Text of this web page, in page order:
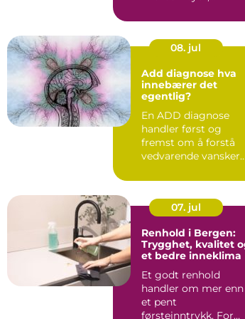
borettslag...
08. jul
Add diagnose hva
innebærer det
egentlig?
En ADD diagnose
handler først og
fremst om å forstå
vedvarende vansker
oppmerksom...
07. jul
Renhold i Bergen:
Trygghet, kvalitet
et bedre inneklima
Et godt renhold
handler om mer enn
et pent
førsteinntrykk. For